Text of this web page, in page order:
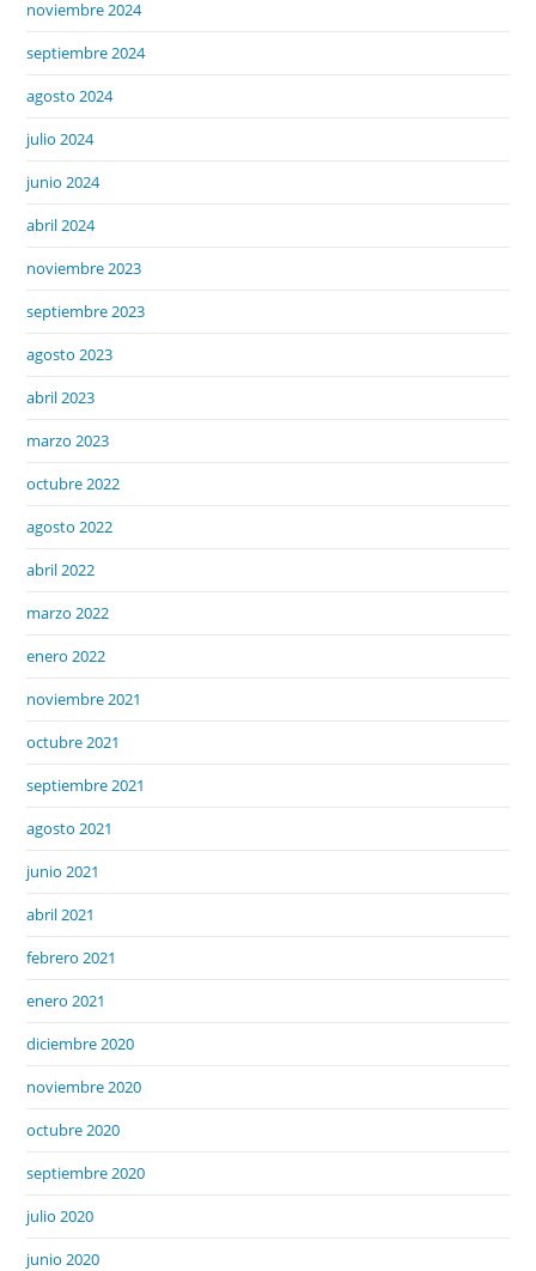
noviembre 2024
septiembre 2024
agosto 2024
julio 2024
junio 2024
abril 2024
noviembre 2023
septiembre 2023
agosto 2023
abril 2023
marzo 2023
octubre 2022
agosto 2022
abril 2022
marzo 2022
enero 2022
noviembre 2021
octubre 2021
septiembre 2021
agosto 2021
junio 2021
abril 2021
febrero 2021
enero 2021
diciembre 2020
noviembre 2020
octubre 2020
septiembre 2020
julio 2020
junio 2020